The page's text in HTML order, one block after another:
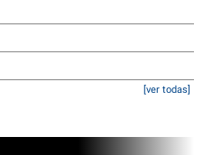
[ver todas]